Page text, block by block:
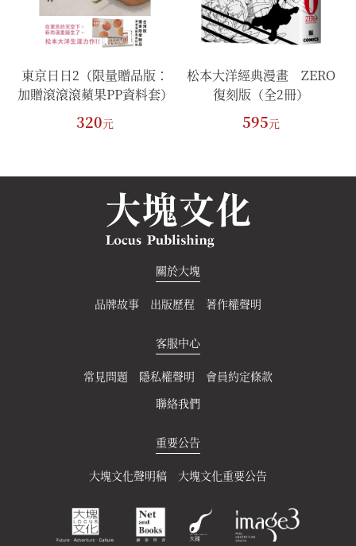
東京日日2（限量贈品版：
加贈滾滾滾蘋果PP資料套）
320元
松本大洋經典漫畫 ZERO
復刻版（全2冊）
595元
關於大塊
品牌故事 出版歷程 著作權聲明
客服中心
常見問題 隱私權聲明
會員約定條款
聯絡我們
重要公告
大塊文化聲明稿 大塊文化重要公告